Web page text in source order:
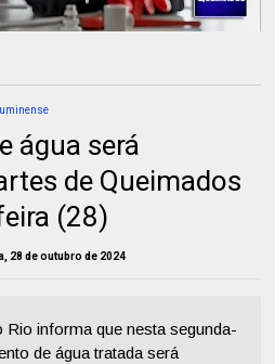
água será
de Queimados
(28)
28 de outubro de 2024
Rio informa que nesta segunda-
de água tratada será